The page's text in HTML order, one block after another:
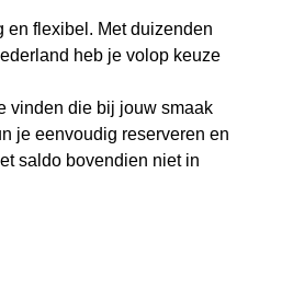
en flexibel. Met duizenden
heb je volop keuze
vinden die bij jouw smaak
je eenvoudig reserveren en
saldo bovendien niet in
op de bon staan en kan